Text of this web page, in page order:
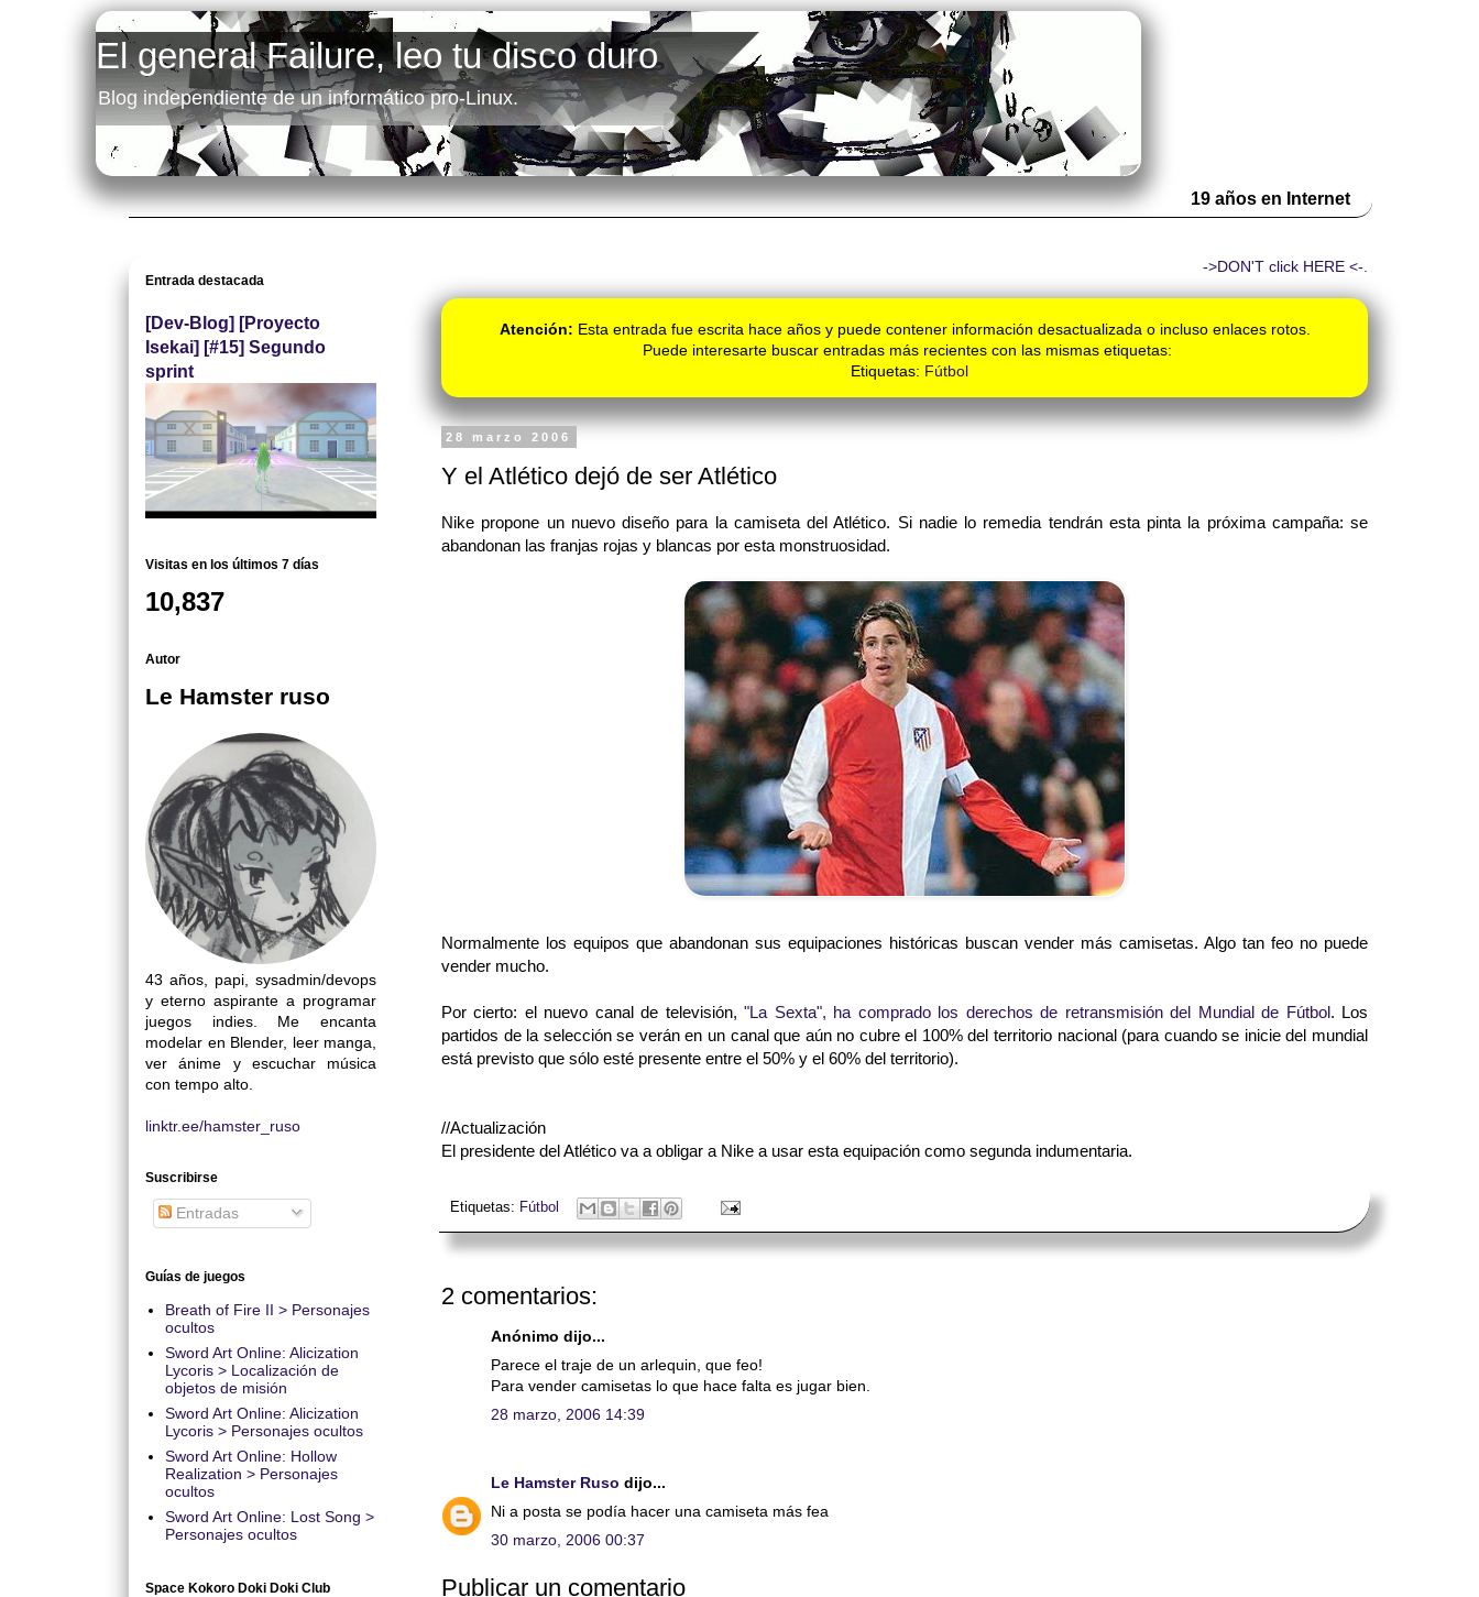
El general Failure, leo tu disco duro
Blog independiente de un informático pro-Linux.
19 años en Internet
->DON'T click HERE <-.
Atención: Esta entrada fue escrita hace años y puede contener información desactualizada o incluso enlaces rotos.
Puede interesarte buscar entradas más recientes con las mismas etiquetas:
Etiquetas: Fútbol
28 marzo 2006
Y el Atlético dejó de ser Atlético
Nike propone un nuevo diseño para la camiseta del Atlético. Si nadie lo remedia tendrán esta pinta la próxima campaña: se
abandonan las franjas rojas y blancas por esta monstruosidad.
Normalmente los equipos que abandonan sus equipaciones históricas buscan vender más camisetas. Algo tan feo no puede
vender mucho.
Por cierto: el nuevo canal de televisión,"La Sexta", ha comprado los derechos de retransmisión del Mundial de Fútbol. Los
partidos de la selección se verán en un canal que aún no cubre el 100% del territorio nacional (para cuando se inicie del mundial
está previsto que sólo esté presente entre el 50% y el 60% del territorio).
//Actualización
El presidente del Atlético va a obligar a Nike a usar esta equipación como segunda indumentaria.
Etiquetas: Fútbol
2 comentarios:
Anónimo dijo...
Parece el traje de un arlequin, que feo!
Para vender camisetas lo que hace falta es jugar bien.
28 marzo, 2006 14:39
Le Hamster Ruso dijo...
Ni a posta se podía hacer una camiseta más fea
30 marzo, 2006 00:37
Publicar un comentario
Entrada destacada
[Dev-Blog] [Proyecto
Isekai] [#15] Segundo
sprint
Visitas en los últimos 7 días
10,837
Autor
Le Hamster ruso
43 años, papi, sysadmin/devops
y eterno aspirante a programar
juegos indies. Me encanta
modelar en Blender, leer manga,
ver ánime y escuchar música
con tempo alto.
linktr.ee/hamster_ruso
Suscribirse
Entradas
Guías de juegos
Breath of Fire II > Personajes
ocultos
Sword Art Online: Alicization
Lycoris > Localización de
objetos de misión
Sword Art Online: Alicization
Lycoris > Personajes ocultos
Sword Art Online: Hollow
Realization > Personajes
ocultos
Sword Art Online: Lost Song >
Personajes ocultos
Space Kokoro Doki Doki Club